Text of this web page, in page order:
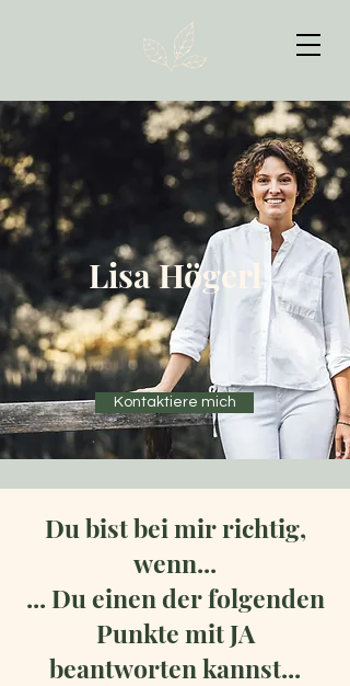
Lisa Högerl
Kontaktiere mich
Du bist bei mir richtig,
wenn...
... Du einen der folgenden
Punkte mit JA
beantworten kannst...